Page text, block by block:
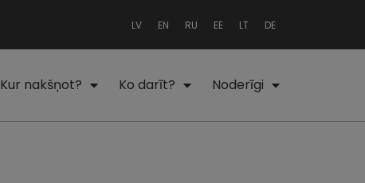
LV EN RU EE LT DE
Kur nakšņot? Ko darīt? Noderīgi